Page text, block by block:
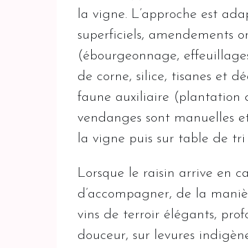
la vigne. L’approche est
superficiels, amendements
(ébourgeonnage,
de corne, silice, tisanes et
faune auxiliaire (plantation
vendanges sont manuelles
la vigne puis sur table de tri
Lorsque le raisin arrive en
d’accompagner, de la
vins de terroir élégants,
douceur, sur levures